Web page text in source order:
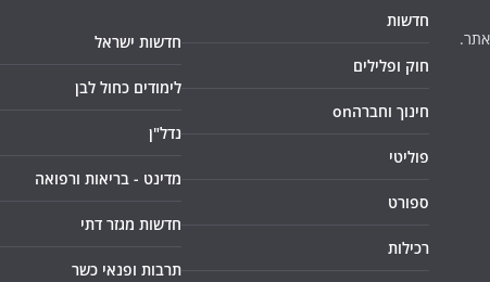
חדשות
חוק ופלילים
חינוך וחברהon
פוליטי
ספורט
רכילות
חדשות ישראל
לימודים כחול לבן
נדל"ן
מדינט - בריאות ורפואה
חדשות מגזר דתי
תרבות ופנאי כשר